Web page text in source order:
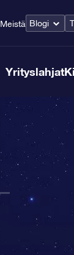
Meistä Blogi
Yrityslahjat